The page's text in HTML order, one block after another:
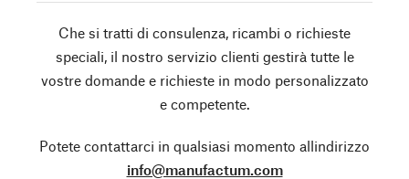
Che si tratti di consulenza, ricambi o richieste
speciali, il nostro servizio clienti gestirà tutte le
vostre domande e richieste in modo personalizzato
e competente.
Potete contattarci in qualsiasi momento allindirizzo
info@manufactum.com